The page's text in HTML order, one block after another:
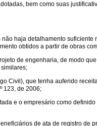
bem como suas
haja detalhamento
obtidos a partir de obras
de engenharia, de modo
Civil), que tenha auferido
123, de 2006;
e o empresário como definido
de ata de registro de